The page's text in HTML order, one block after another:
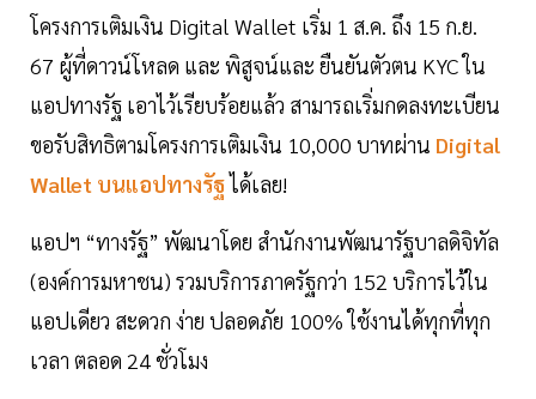
โครงการเติมเงิน Digital Wallet เริ่ม 1 ส.ค. ถึง 15 ก.ย.
67 ผู้ที่ดาวน์โหลด และ พิสูจน์และ ยืนยันตัวตน KYC ใน
แอปทางรัฐ เอาไว้เรียบร้อยแล้ว สามารถเริ่มกดลงทะเบียน
ขอรับสิทธิตามโครงการเติมเงิน 10,000 บาทผ่าน Digital
Wallet บนแอปทางรัฐได้เลย!
แอปฯ “ทางรัฐ” พัฒนาโดย สำนักงานพัฒนารัฐบาลดิจิทัล
(องค์การมหาชน) รวมบริการภาครัฐกว่า 152 บริการไว้ใน
แอปเดียว สะดวก ง่าย ปลอดภัย 100% ใช้งานได้ทุกที่ทุก
เวลา ตลอด 24 ชั่วโมง